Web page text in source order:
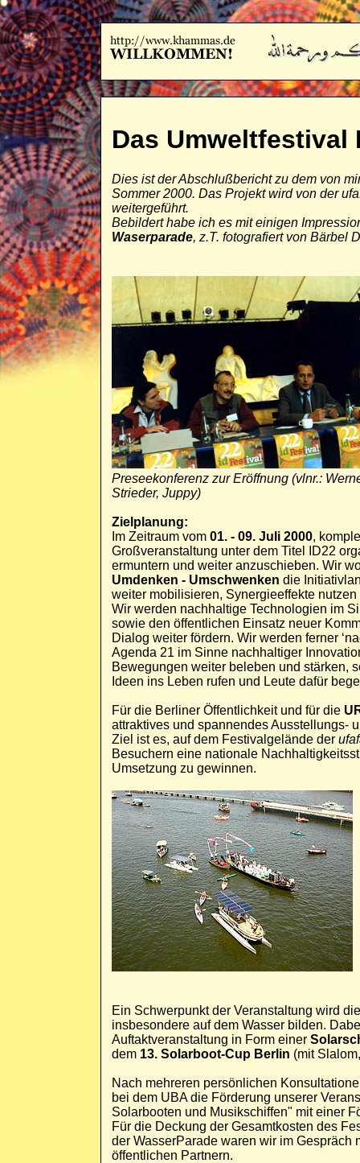
Das Umweltfestival
Dies ist der Abschlußbericht zu dem von
Sommer 2000. Das Projekt wird von der
weitergeführt.
Bebildert habe ich es mit einigen
Waserparade, z.T. fotografiert von Bärbel
Preseekonferenz zur Eröffnung (vlnr.:
Strieder, Juppy)
Zielplanung:
Im Zeitraum vom 01. - 09. Juli 2000,
Großveranstaltung unter dem Titel ID22
ermuntern und weiter anzuschieben. Wir
Umdenken - Umschwenken die
weiter mobilisieren, Synergieeffekte
Wir werden nachhaltige Technologien im
sowie den öffentlichen Einsatz neuer
Dialog weiter fördern. Wir werden ferner
Agenda 21 im Sinne nachhaltiger
Bewegungen weiter beleben und stärken,
Ideen ins Leben rufen und Leute dafür
Für die Berliner Öffentlichkeit und für die
attraktives und spannendes Ausstellungs-
Ziel ist es, auf dem Festivalgelände der
Besuchern eine nationale
Umsetzung zu gewinnen.
Ein Schwerpunkt der Veranstaltung wird
insbesondere auf dem Wasser bilden.
Auftaktveranstaltung in Form einer
dem 13. Solarboot-Cup Berlin (mit
Nach mehreren persönlichen
bei dem UBA die Förderung unserer
Solarbooten und Musikschiffen" mit einer
Für die Deckung der Gesamtkosten des
der WasserParade waren wir im
öffentlichen Partnern.